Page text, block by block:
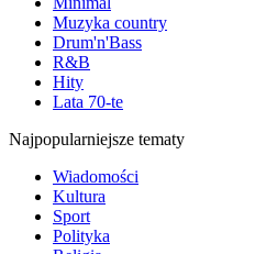
Muzyka country
Drum'n'Bass
R&B
Hity
Lata 70-te
Najpopularniejsze tematy
Wiadomości
Kultura
Sport
Polityka